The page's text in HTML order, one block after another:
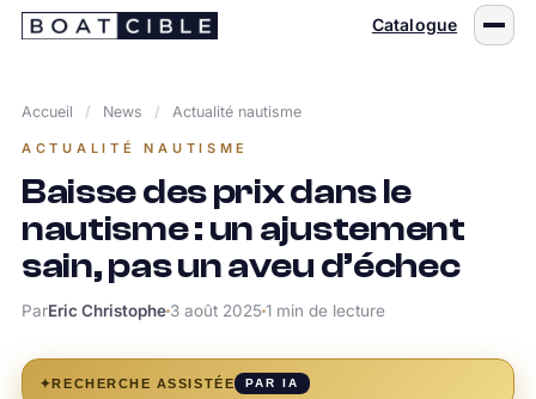
Passer
Catalogue
Accueil / News / Actualité nautisme
ACTUALITÉ NAUTISME
Baisse des prix dans le
nautisme : un ajustement
sain, pas un aveu d’échec
ParEric Christophe3 août 2025 1 min de lecture
✦RECHERCHE ASSISTÉE PAR IA